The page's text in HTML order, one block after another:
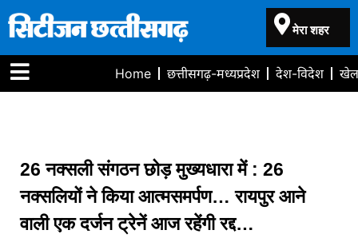
मेरा शहर
Home छत्तीसगढ़-मध्यप्रदेश देश-विदेश
26 नक्सली संगठन छोड़ मुख्यधारा में : 26
नक्सलियों ने किया आत्मसमर्पण… रायपुर आने
वाली एक दर्जन ट्रेनें आज रहेंगी रद्द…